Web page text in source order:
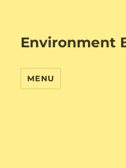
Environment
MENU